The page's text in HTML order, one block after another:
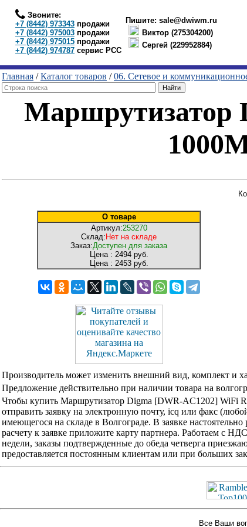
Звоните:
+7 (8442) 973343 продажи
+7 (8442) 975003 продажи
+7 (8442) 975015 продажи
+7 (8442) 974787 сервис РСС
Пишите: sale@dwiwm.ru
Виктор (275304200)
Сергей (229952884)
Главная /Каталог товаров /06. Сетевое и
Маршрутизатор
О товаре
Артикул:253270
Склад: Нет на складе
Заказ:Доступен для заказа
Цена : 2494 руб.
Цена : 2453 руб.
Производитель может изменить внешний вид, комплект и
Предложение действительно при наличии товара на
Чтобы купить Маршрутизатор Digma [DWR-AC1202] WiFi
отправить заявку на электронную почту, icq или факс
имеющегося на складе в Волгограде. В заявке
расчету к заявке приложите карту партнера. Работаем с
недели, заказы подтвержденные до обеда четверга
предоставляется постоянным клиентам или при больших
Все Ваши